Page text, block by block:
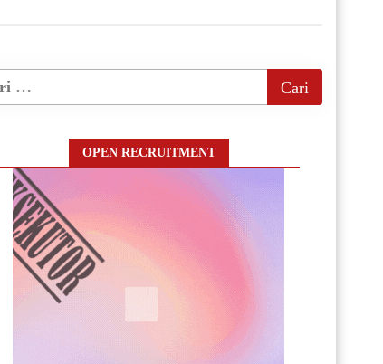
OPEN RECRUITMENT